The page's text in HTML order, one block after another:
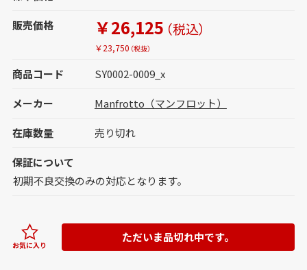
販売価格 ￥26,125 （税込）
￥23,750 （税抜）
商品コード SY0002-0009_x
メーカー Manfrotto（マンフロット）
在庫数量 売り切れ
保証について
初期不良交換のみの対応となります。
ただいま品切れ中です。
お気に入り